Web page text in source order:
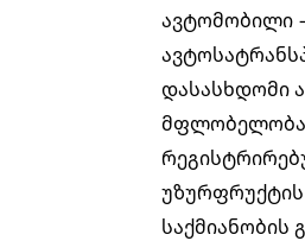
ავტომობილი
დასასხდომი
უზურფრუქტის
საქმიანობის